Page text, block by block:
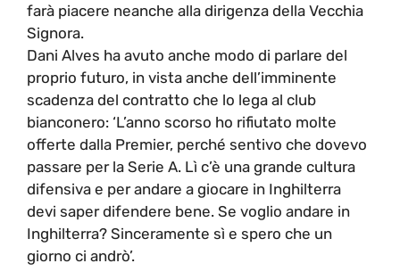
farà piacere neanche alla dirigenza della Vecchia
Signora.
Dani Alves ha avuto anche modo di parlare del
proprio futuro, in vista anche dell’imminente
scadenza del contratto che lo lega al club
bianconero: ‘L’anno scorso ho rifiutato molte
offerte dalla Premier, perché sentivo che dovevo
passare per la Serie A. Lì c’è una grande cultura
difensiva e per andare a giocare in Inghilterra
devi saper difendere bene. Se voglio andare in
Inghilterra? Sinceramente sì e spero che un
giorno ci andrò’.